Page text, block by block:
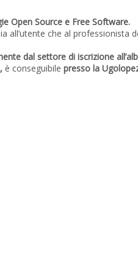
Open Source e Free Software.
all’utente che al professionista
dal settore di iscrizione
è conseguibile presso la